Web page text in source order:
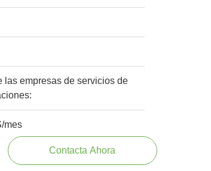
las empresas de servicios de
mes
Contacta Ahora